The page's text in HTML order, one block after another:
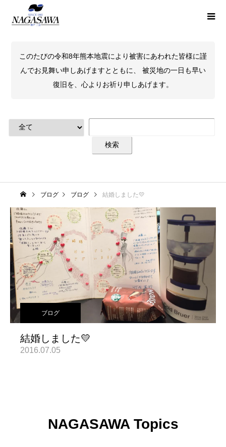
このたびの令和8年熊本地震により被害にあわれた皆様に謹
んでお見舞い申しあげますとともに、 被災地の一日も早い
復旧を、心よりお祈り申しあげます。
ブログ ブログ 結婚しました💛
ブログ
結婚しました💛
2016.07.05
NAGASAWA Topics